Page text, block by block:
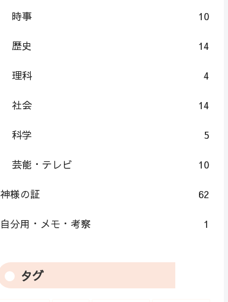
時事 10
歴史 14
理科 4
社会 14
科学 5
芸能・テレビ 10
神様の証 62
自分用・メモ・考察 1
タグ